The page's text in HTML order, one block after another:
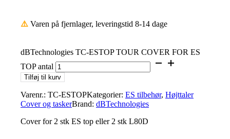
⚠️ Varen på fjernlager, leveringstid 8-14 dage
dBTechnologies TC-ESTOP TOUR COVER FOR ES
TOP antal
Tilføj til kurv
Varenr.: TC-ESTOPKategorier: ES tilbehør, Højttaler
Cover og taskerBrand: dBTechnologies
Cover for 2 stk ES top eller 2 stk L80D